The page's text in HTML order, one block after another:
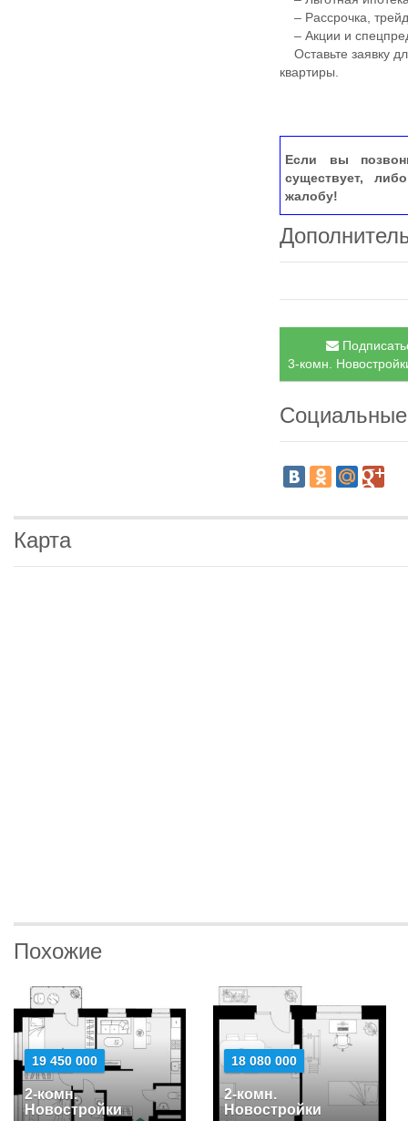
– Рассрочка,
– Акции и
Оставьте заявку
квартиры.
Если вы
существует,
жалобу!
3-комн.
Карта
Похожие
19 450 000
2-комн.
Новостройки
18 080 000
2-комн.
Новостройки